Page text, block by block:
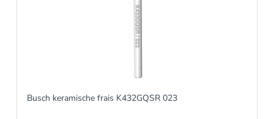
Busch keramische frais K432GQSR 023